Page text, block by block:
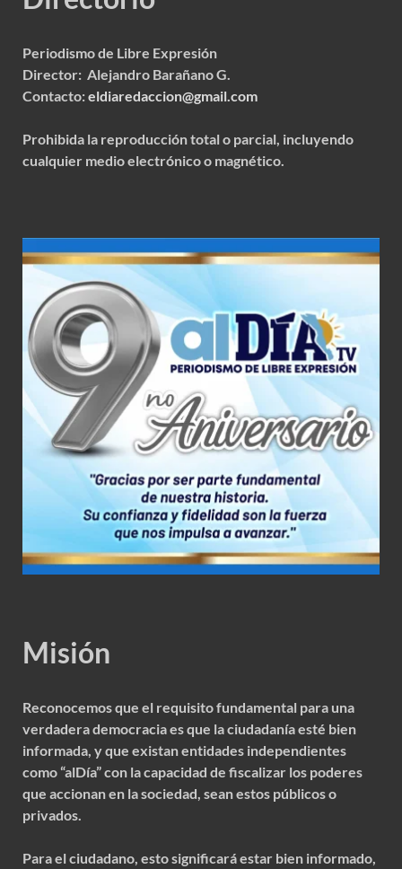
Periodismo de Libre Expresión
Director: Alejandro Barañano G.
Contacto:eldiaredaccion@gmail.com
Prohibida la reproducción total o parcial, incluyendo
cualquier medio electrónico o magnético.
Misión
Reconocemos que el requisito fundamental para una
verdadera democracia es que la ciudadanía esté bien
informada, y que existan entidades independientes
como “alDía” con la capacidad de fiscalizar los poderes
que accionan en la sociedad, sean estos públicos o
privados.
Para el ciudadano, esto significará estar bien informado,